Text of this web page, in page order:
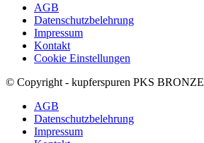
AGB
Datenschutzbelehrung
Impressum
Kontakt
Cookie Einstellungen
© Copyright - kupferspuren PKS BRONZE
AGB
Datenschutzbelehrung
Impressum